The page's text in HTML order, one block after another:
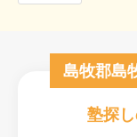
島牧郡島
塾探